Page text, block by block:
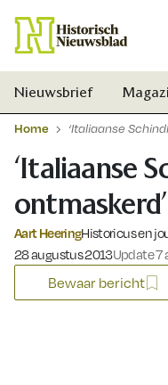
Nieuwsbrief
Home ‘Italiaanse
‘Italiaanse
ontmaskerd’
Aart HeeringHistoricus en
Gepubliceerd op:
28 augustus 2013Update 7
Bewaar bericht